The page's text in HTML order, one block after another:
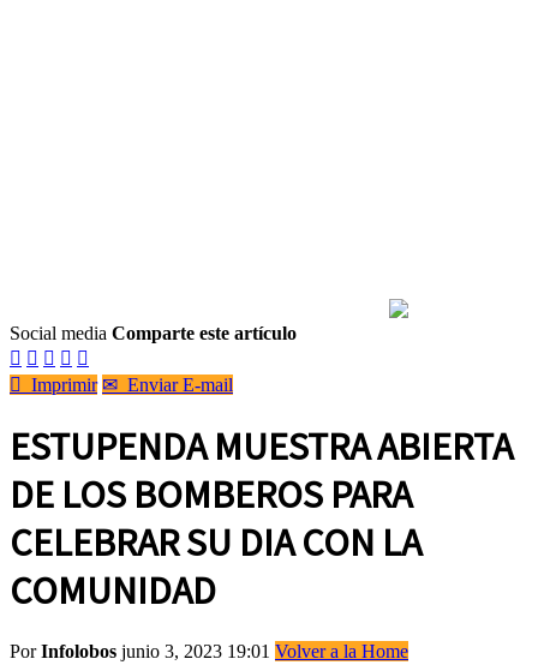
Social media Comparte este artículo
    
 Imprimir ✉ Enviar E-mail
ESTUPENDA MUESTRA ABIERTA
DE LOS BOMBEROS PARA
CELEBRAR SU DIA CON LA
COMUNIDAD
PorInfolobos junio 3, 2023 19:01 Volver a la Home